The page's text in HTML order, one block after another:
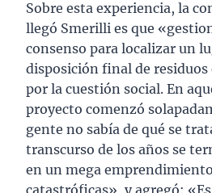
Sobre esta experiencia, la
llegó Smerilli es que
consenso para localizar un
disposición final de residuos
por la cuestión social. En
proyecto comenzó
gente no sabía de qué se
transcurso de los años se
en un mega